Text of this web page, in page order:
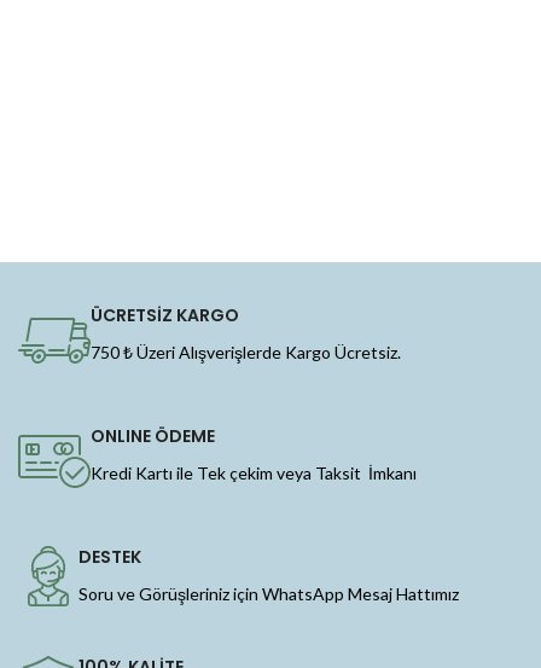
ÜCRETSİZ KARGO
750 ₺ Üzeri Alışverişlerde Kargo Ücretsiz.
ONLINE ÖDEME
Kredi Kartı ile Tek çekim veya Taksit İmkanı
DESTEK
Soru ve Görüşleriniz için WhatsApp Mesaj Hattımız